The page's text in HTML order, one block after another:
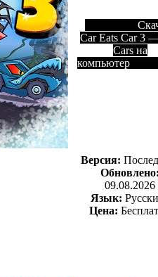
Car Eats Car 3
Cars на
компьютер
Версия:
09.08.2026
Язык:
Цена: